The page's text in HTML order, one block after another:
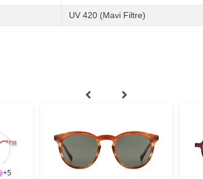
UV 420 (Mavi Filtre)
+5